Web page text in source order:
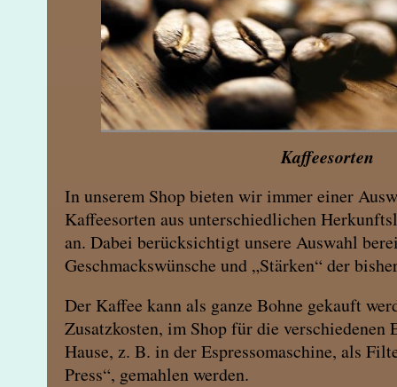
Kaffeesorten
In unserem Shop bieten wir immer einer
Kaffeesorten aus unterschiedlichen
an. Dabei berücksichtigt unsere Auswahl
Geschmackswünsche und „Stärken“ der
Der Kaffee kann als ganze Bohne gekauft
Zusatzkosten, im Shop für die verschiedenen
Hause, z. B. in der Espressomaschine, als
Press“, gemahlen werden.